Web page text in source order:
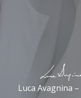
Luca Avagnina –